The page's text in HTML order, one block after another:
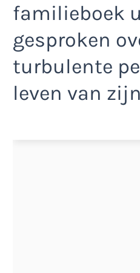
familieboek
gesproken
turbulente
leven van